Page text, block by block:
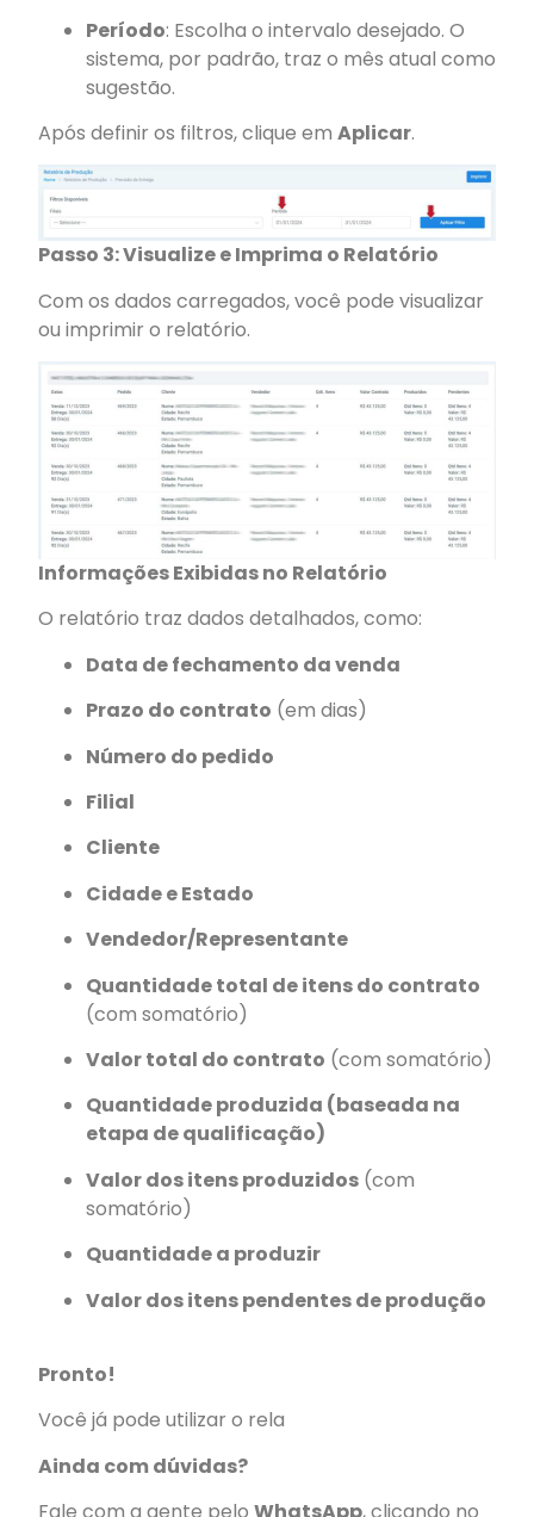
Período: Escolha o intervalo desejado. O
sistema, por padrão, traz o mês atual como
sugestão.
Após definir os filtros, clique em Aplicar.
Passo 3: Visualize e Imprima o Relatório
Com os dados carregados, você pode visualizar
ou imprimir o relatório.
Informações Exibidas no Relatório
O relatório traz dados detalhados, como:
Data de fechamento da venda
Prazo do contrato (em dias)
Número do pedido
Filial
Cliente
Cidade e Estado
Vendedor/Representante
Quantidade total de itens do contrato
(com somatório)
Valor total do contrato (com somatório)
Quantidade produzida (baseada na
etapa de qualificação)
Valor dos itens produzidos (com
somatório)
Quantidade a produzir
Valor dos itens pendentes de produção
Pronto!
Você já pode utilizar o rela
Ainda com dúvidas?